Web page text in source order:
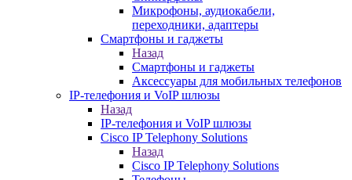
Микрофоны, аудиокабели,
переходники, адаптеры
Смартфоны и гаджеты
Назад
Смартфоны и гаджеты
Аксессуары для мобильных телефонов
IP-телефония и VoIP шлюзы
Назад
IP-телефония и VoIP шлюзы
Cisco IP Telephony Solutions
Назад
Cisco IP Telephony Solutions